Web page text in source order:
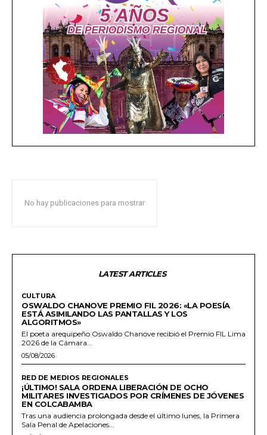
No hay publicaciones para mostrar
LATEST ARTICLES
CULTURA
OSWALDO CHANOVE PREMIO FIL 2026: «LA POESÍA
ESTÁ ASIMILANDO LAS PANTALLAS Y LOS
ALGORITMOS»
El poeta arequipeño Oswaldo Chanove recibió el Premio FIL Lima
2026 de la Cámara...
05/08/2026
RED DE MEDIOS REGIONALES
¡ÚLTIMO! SALA ORDENA LIBERACIÓN DE OCHO
MILITARES INVESTIGADOS POR CRÍMENES DE JÓVENES
EN COLCABAMBA
Tras una audiencia prolongada desde el último lunes, la Primera
Sala Penal de Apelaciones...